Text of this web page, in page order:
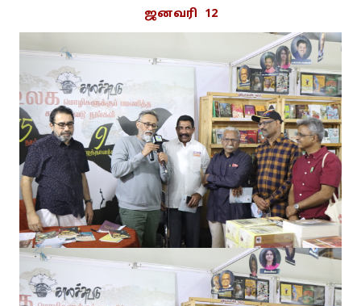
ஜனவரி 12